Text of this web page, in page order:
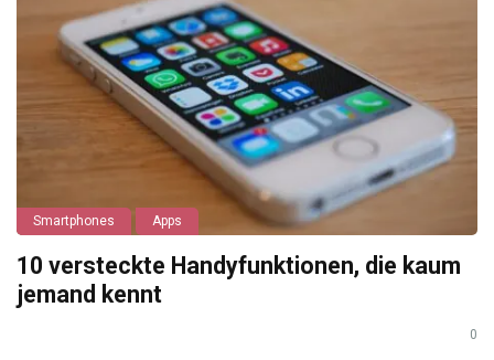
Smartphones Apps
10 versteckte Handyfunktionen, die kaum
jemand kennt
0